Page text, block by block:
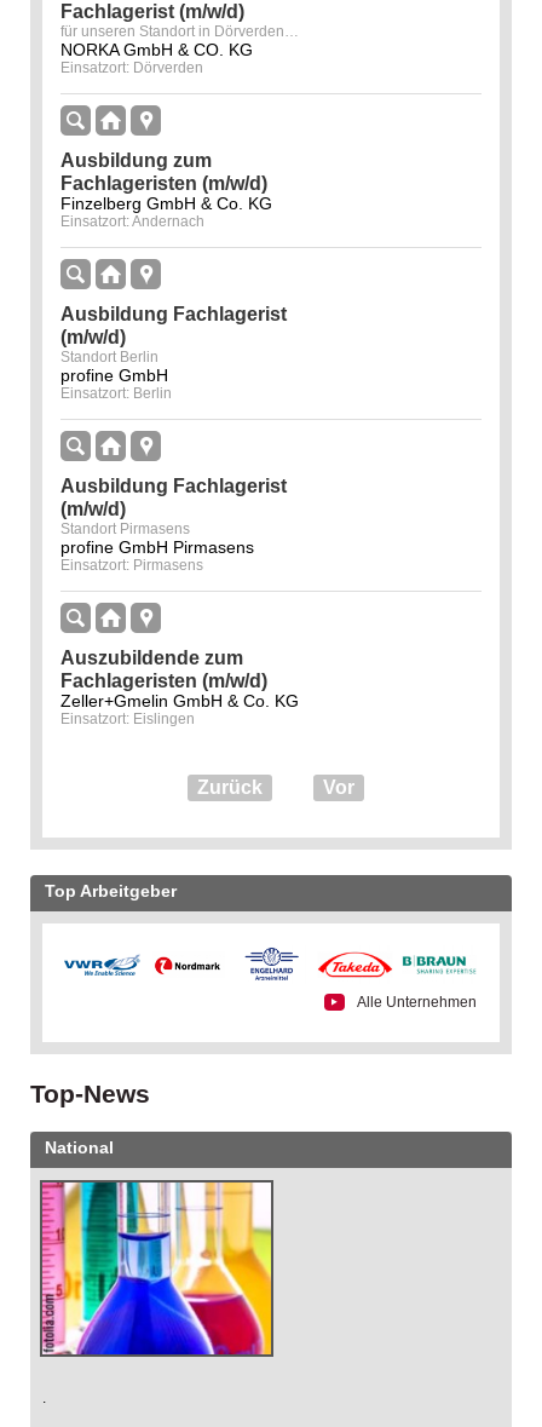
Fachlagerist (m/w/d)
für unseren Standort in Dörverden-Hülsen
NORKA GmbH & CO. KG
Einsatzort: Dörverden
Ausbildung zum
Fachlageristen (m/w/d)
Finzelberg GmbH & Co. KG
Einsatzort: Andernach
Ausbildung Fachlagerist
(m/w/d)
Standort Berlin
profine GmbH
Einsatzort: Berlin
Ausbildung Fachlagerist
(m/w/d)
Standort Pirmasens
profine GmbH Pirmasens
Einsatzort: Pirmasens
Auszubildende zum
Fachlageristen (m/w/d)
Zeller+Gmelin GmbH & Co. KG
Einsatzort: Eislingen
Zurück Vor
Top Arbeitgeber
Alle Unternehmen
Top-News
National
.